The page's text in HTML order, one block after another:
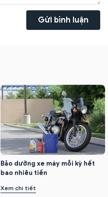
Gửi bình luận
Bảo dưỡng xe máy mỗi kỳ hết
bao nhiêu tiền
Xem chi tiết